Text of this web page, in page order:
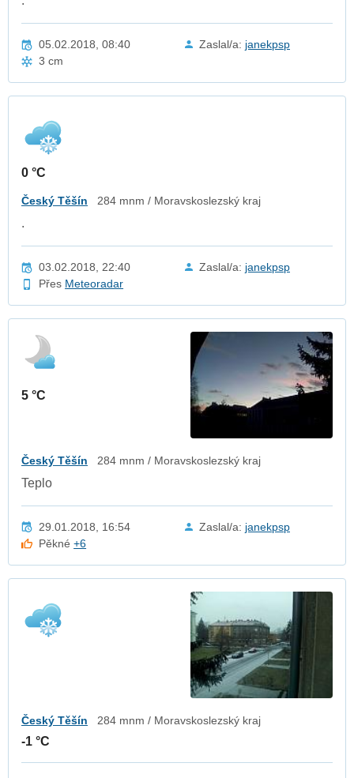
05.02.2018, 08:40 Zaslal/a: janekpsp
3 cm
0 °C
Český Těšín 284 mnm / Moravskoslezský kraj
.
03.02.2018, 22:40 Zaslal/a: janekpsp
Přes Meteoradar
5 °C
Český Těšín 284 mnm / Moravskoslezský kraj
Teplo
29.01.2018, 16:54 Zaslal/a: janekpsp
Pěkné+6
Český Těšín 284 mnm / Moravskoslezský kraj
-1 °C